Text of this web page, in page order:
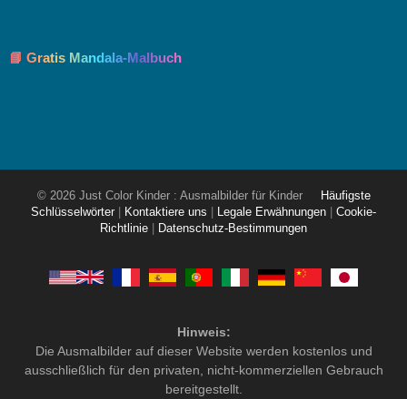
📘 Gratis Mandala-Malbuch
© 2026 Just Color Kinder : Ausmalbilder für Kinder
Häufigste
Schlüsselwörter
Kontaktiere uns Legale Erwähnungen
Cookie-
Richtlinie
Datenschutz-Bestimmungen
Hinweis:
Die Ausmalbilder auf dieser Website werden kostenlos und
ausschließlich für den privaten, nicht-kommerziellen Gebrauch
bereitgestellt.